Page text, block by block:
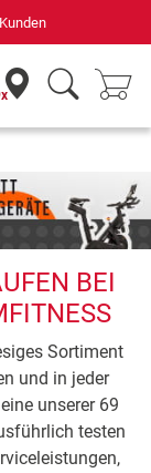
BEI
Sortiment
und in jeder
unserer 69
testen